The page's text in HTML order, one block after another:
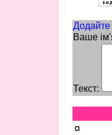
Додайте
Ваше
Текст:
¤